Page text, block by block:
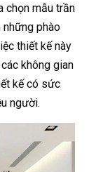
chọn mẫu trần
phào
thiết kế này
không gian
kế có sức
người.